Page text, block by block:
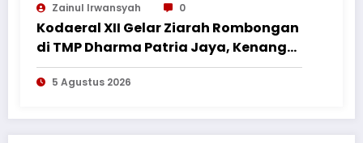
Zainul Irwansyah 0
Kodaeral XII Gelar Ziarah Rombongan
di TMP Dharma Patria Jaya, Kenang
Jasa Pahlawan dalam Peringatan
HUT ke-1
5 Agustus 2026